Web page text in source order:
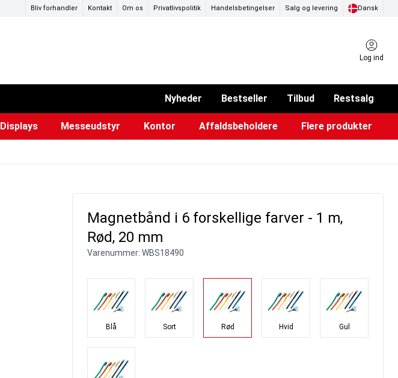
Bliv forhandler Kontakt Om os Privatlivspolitik Handelsbetingelser Salg og levering Dansk
Log ind
Nyheder Bestseller Tilbud Restsalg
Displays Messeudstyr Kontor Affaldsbeholdere Flere produkter
Magnetbånd i 6 forskellige farver - 1 m,
Rød, 20 mm
Varenummer: WBS18490
Blå Sort Rød Hvid Gul